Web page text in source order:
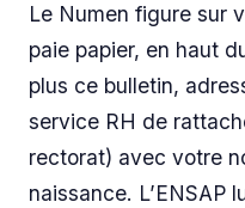
Le Numen figure sur
paie papier, en haut
plus ce bulletin,
service RH de
rectorat) avec votre
naissance. L’ENSAP